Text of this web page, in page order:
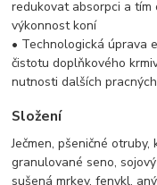
redukovat absorpci a tím
výkonnost koní
• Technologická úprava
čistotu doplňkového
nutnosti dalších
Složení
Ječmen, pšeničné
granulované seno,
sušená mrkev, fenykl,